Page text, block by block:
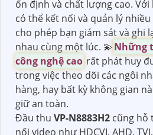
ổn định và chất lượng cao.
có thể kết nối và quản lý
cho phép bạn giám sát và ghi
nhau cùng một lúc. 💫 Những
công nghệ cao rất phát huy
trong việc theo dõi các ngôi
hàng, hay bất kỳ không gian
giữ an toàn.
Đầu thu VP-N8883H2 cũng hỗ
nối video như HDCVI, AHD, TVI,